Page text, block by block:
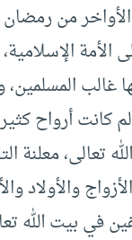
الأواخر من
الأمة
المسلمين،
كانت أرواح
تعالى، معلنة
والأولاد
في بيت الله